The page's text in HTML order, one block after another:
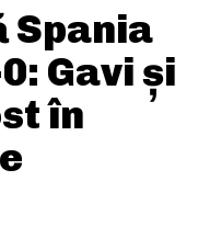
Spania
Gavi și
în